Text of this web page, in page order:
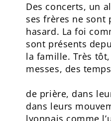
Des concerts, un
ses frères ne sont
hasard. La foi
sont présents
la famille. Très
messes, des temps
de prière, dans
dans leurs
lyonnais comme